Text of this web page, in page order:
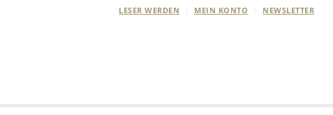
LESER WERDEN MEIN KONTO NEWSLETTER